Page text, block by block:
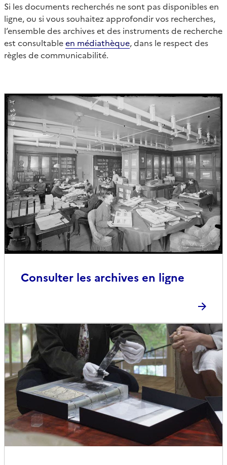
Si les documents recherchés ne sont pas disponibles en
ligne, ou si vous souhaitez approfondir vos recherches,
l’ensemble des archives et des instruments de recherche
est consultableen médiathèque, dans le respect des
règles de communicabilité.
Consulter les archives en ligne